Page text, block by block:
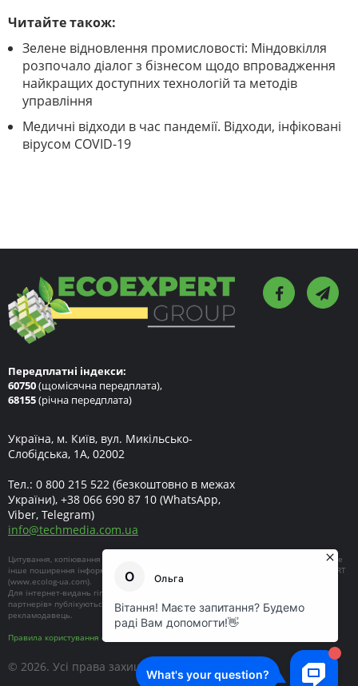
Читайте також:
Зелене відновлення промисловості: Міндовкілля
розпочало діалог з бізнесом щодо впровадження
найкращих доступних технологій та методів
управління
Медичні відходи в час пандемії. Відходи, інфіковані
вірусом COVID-19
Передплатні індекси:
60750(щомісячна передплата),
68155(річна передплата)
Україна, м. Київ, вул. Микільсько-
Слобідська, 1А, 02002
Тел.: 0 800 215 522 (безкоштовно в межах
України), +38 066 690 87 10 (WhatsApp,
Viber, Telegram)
info@techmedia.com.ua
Цитування, копіювання окремих частин текстів чи зображень, передрук чи будь-яке
інше поширення інформації ECOEXPERT можливе за умови посилання на ECOEXPERT
(www.ecolog-ua.com).
Для інтернет-видань гіперпосилання є обов'язковим. Матеріали в блоці «Новини
партнерів» публікуються на правах реклами, відповідальність за їхній зміст несе
рекламодавець.
Правила користування сайтом
© 2026. Усі права захищені